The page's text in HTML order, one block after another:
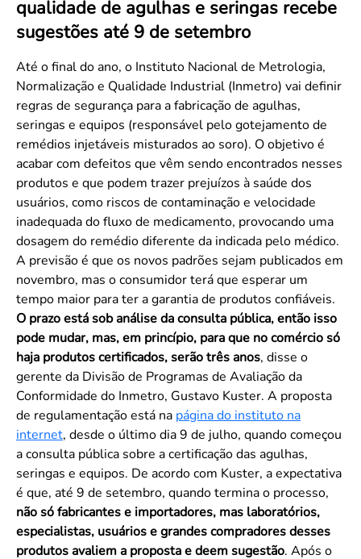
Convenção Coletiva 2025/2026 – Piso salarial Farmácias e Drogaria
Consulta de Farmacêuticos e Estabelecimentos Inscritos no CRF/MS
Saúde Pública e Indígena
Calendário Eleitoral
Candidatos
Votação
Dúvidas Frequentes
Eleições Anteriores
qualidade de agulhas e seringas recebe
sugestões até 9 de setembro
Até o final do ano, o Instituto Nacional de Metrologia,
Normalização e Qualidade Industrial (Inmetro) vai definir
regras de segurança para a fabricação de agulhas,
seringas e equipos (responsável pelo gotejamento de
remédios injetáveis misturados ao soro). O objetivo é
acabar com defeitos que vêm sendo encontrados nesses
produtos e que podem trazer prejuízos à saúde dos
usuários, como riscos de contaminação e velocidade
inadequada do fluxo de medicamento, provocando uma
dosagem do remédio diferente da indicada pelo médico.
A previsão é que os novos padrões sejam publicados em
novembro, mas o consumidor terá que esperar um
tempo maior para ter a garantia de produtos confiáveis.
O prazo está sob análise da consulta pública, então isso
pode mudar, mas, em princípio, para que no comércio só
haja produtos certificados, serão três anos, disse o
gerente da Divisão de Programas de Avaliação da
Conformidade do Inmetro, Gustavo Kuster. A proposta
de regulamentação está na página do instituto na
internet, desde o último dia 9 de julho, quando começou
a consulta pública sobre a certificação das agulhas,
seringas e equipos. De acordo com Kuster, a expectativa
é que, até 9 de setembro, quando termina o processo,
não só fabricantes e importadores, mas laboratórios,
especialistas, usuários e grandes compradores desses
produtos avaliem a proposta e deem sugestão. Após o